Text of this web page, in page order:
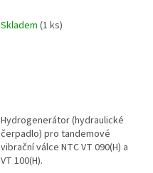
090/100
Skladem (1 ks)
Hydrogenerátor (hydraulické
čerpadlo) pro tandemové
vibrační válce NTC VT 090(H) a
VT 100(H).